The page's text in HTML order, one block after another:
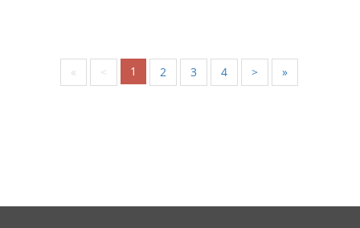
« < 1 2 3 4 > »